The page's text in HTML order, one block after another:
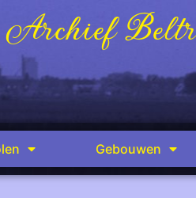
Gebouwen